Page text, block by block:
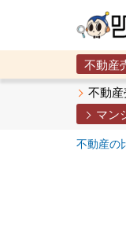
不動産
メタ住
不動
マン
不動産の